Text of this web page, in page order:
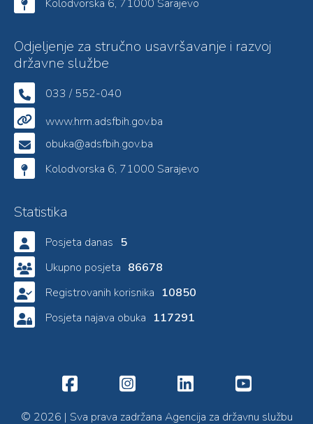
Kolodvorska 6, 71000 Sarajevo
Odjeljenje za stručno usavršavanje i razvoj
državne službe
033 / 552-040
www.hrm.adsfbih.gov.ba
obuka@adsfbih.gov.ba
Kolodvorska 6, 71000 Sarajevo
Statistika
Posjeta danas 5
Ukupno posjeta 86678
Registrovanih korisnika 10850
Posjeta najava obuka 117291
© 2026 | Sva prava zadržana Agencija za državnu službu